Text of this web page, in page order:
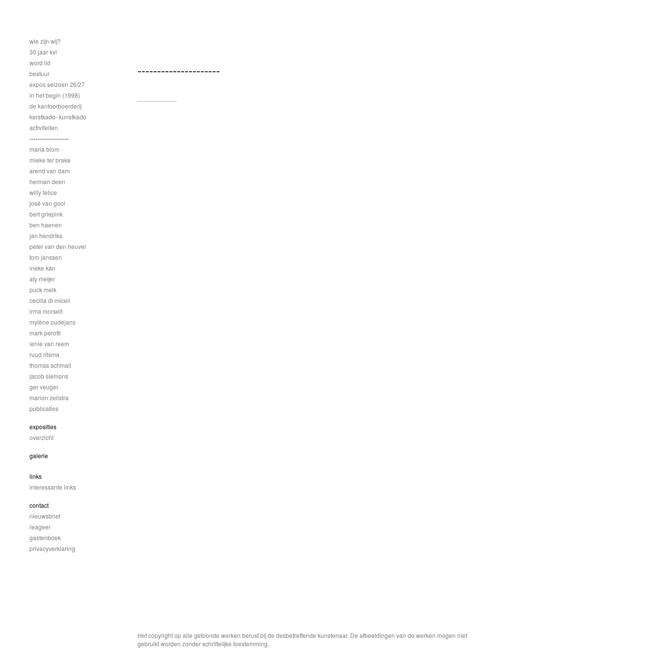
---------------------
--------------------
wie zijn wij?
30 jaar kvl
word lid
bestuur
expos seizoen 26/27
in het begin (1998)
de kantoorboerderij
kerstkado- kunstkado
activiteiten
--------------------
maria blom
mieke ter brake
arend van dam
herman deen
willy felice
josé van gool
bert griepink
ben haenen
jan hendriks
peter van den heuvel
tom janssen
ineke kan
aty meijer
puck melk
cecilia di miceli
irma morselt
mylène oudejans
mark perotti
lenie van reem
ruud ritsma
thomas schmall
jacob siemons
ger veuger
marion zeilstra
publicaties
exposities
overzicht
galerie
links
interessante links
contact
nieuwsbrief
reageer
gastenboek
privacyverklaring
Het copyright op alle getoonde werken berust bij de desbetreffende kunstenaar. De afbeeldingen van de werken mogen niet
gebruikt worden zonder schriftelijke toestemming.